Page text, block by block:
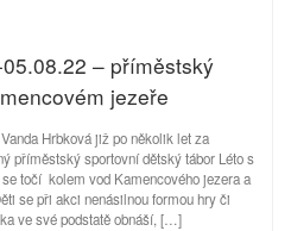
– příměstský
jezeře
Hrbková již po několik let za
příměstský sportovní dětský tábor Léto s
točí kolem vod Kamencového jezera a
se při akci nenásilnou formou hry či
ve své podstatě obnáší, […]